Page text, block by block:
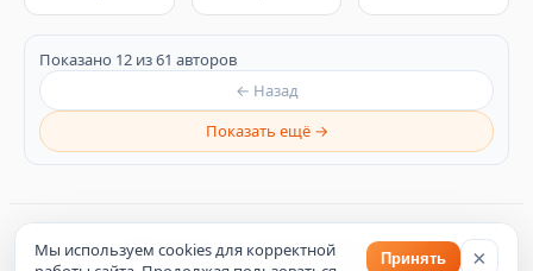
Показано 12 из 61 авторов
← Назад
Показать ещё →
©2026 Artsroom — пространство искусства
Политика конфиденциальности
Мы используем cookies для корректной
Принять ×